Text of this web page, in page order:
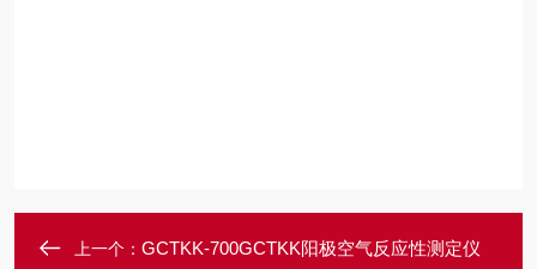
上一个： GCTKK-700GCTKK阳极空气反应性测定仪